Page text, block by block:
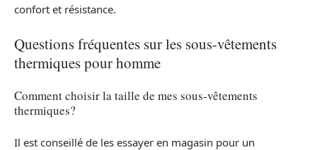
confort et résistance.
Questions fréquentes sur les sous-vêtements
thermiques pour homme
Comment choisir la taille de mes sous-vêtements
thermiques?
Il est conseillé de les essayer en magasin pour un